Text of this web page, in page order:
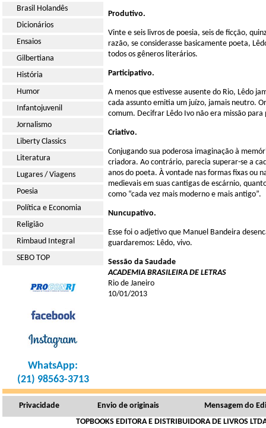
Brasil Holandês
Dicionários
Ensaios
Gilbertiana
História
Humor
Infantojuvenil
Jornalismo
Liberty Classics
Literatura
Lugares / Viagens
Poesia
Política e Economia
Religião
Rimbaud Integral
SEBO TOP
WhatsApp:
(21) 98563-3713
Produtivo.
Vinte e seis livros de poesia, seis de ficção,
razão, se considerasse basicamente poeta,
todos os gêneros literários.
Participativo.
A menos que estivesse ausente do Rio, Lêdo
cada assunto emitia um juízo, jamais neutro.
comum. Decifrar Lêdo Ivo não era missão
Criativo.
Conjugando sua poderosa imaginação à
criadora. Ao contrário, parecia superar-se a
anos do poeta. À vontade nas formas fixas ou
medievais em suas cantigas de escárnio,
como “cada vez mais moderno e mais antigo”.
Nuncupativo.
Esse foi o adjetivo que Manuel Bandeira
guardaremos: Lêdo, vivo.
Sessão da Saudade
ACADEMIA BRASILEIRA DE LETRAS
Rio de Janeiro
10/01/2013
Privacidade Envio de originais
Mensagem do
TOPBOOKS EDITORA E DISTRIBUIDORA DE LIVROS